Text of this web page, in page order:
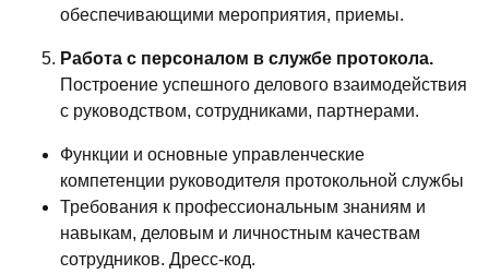
обеспечивающими мероприятия, приемы.
Работа с персоналом в службе протокола.
Построение успешного делового взаимодействия
с руководством, сотрудниками, партнерами.
Функции и основные управленческие
компетенции руководителя протокольной службы
Требования к профессиональным знаниям и
навыкам, деловым и личностным качествам
сотрудников. Дресс-код.